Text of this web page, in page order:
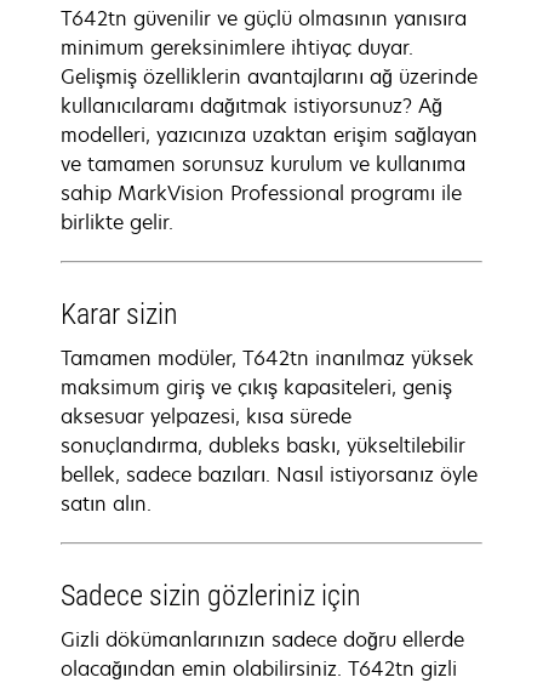
T642tn güvenilir ve güçlü olmasının yanısıra
minimum gereksinimlere ihtiyaç duyar.
Gelişmiş özelliklerin avantajlarını ağ üzerinde
kullanıcılaramı dağıtmak istiyorsunuz? Ağ
modelleri, yazıcınıza uzaktan erişim sağlayan
ve tamamen sorunsuz kurulum ve kullanıma
sahip MarkVision Professional programı ile
birlikte gelir.
Karar sizin
Tamamen modüler, T642tn inanılmaz yüksek
maksimum giriş ve çıkış kapasiteleri, geniş
aksesuar yelpazesi, kısa sürede
sonuçlandırma, dubleks baskı, yükseltilebilir
bellek, sadece bazıları. Nasıl istiyorsanız öyle
satın alın.
Sadece sizin gözleriniz için
Gizli dökümanlarınızın sadece doğru ellerde
olacağından emin olabilirsiniz. T642tn gizli